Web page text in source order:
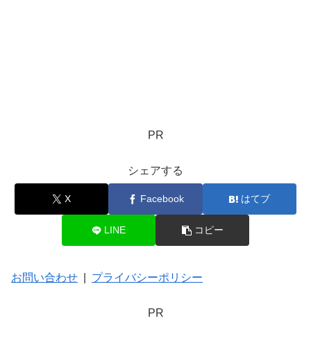
PR
シェアする
X Facebook はてブ
LINE コピー
お問い合わせ プライバシーポリシー
PR